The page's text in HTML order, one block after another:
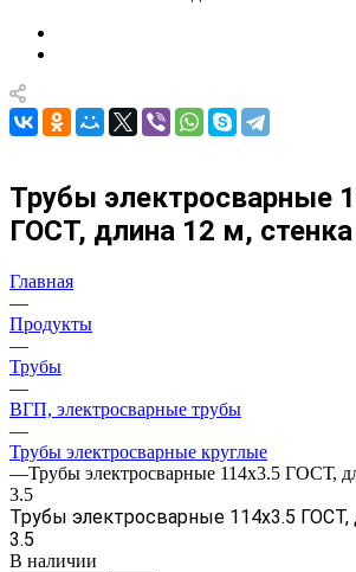
Трубы электросварные
ГОСТ, длина 12 м,
Главная
—
Продукты
—
Трубы
—
ВГП, электросварные трубы
—
Трубы электросварные круглые
—Трубы электросварные 114х3.5 ГОСТ,
3.5
Трубы электросварные 114х3.5 ГОСТ,
3.5
В наличии